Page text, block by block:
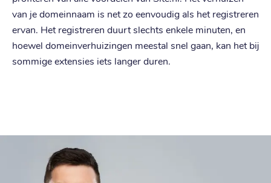
Verhuizen: € 16,19
Verlengen € 23,19
Verlengen: € 32,89
van je domeinnaam is net zo eenvoudig als het registreren
ervan. Het registreren duurt slechts enkele minuten, en
hoewel domeinverhuizingen meestal snel gaan, kan het bij
sommige extensies iets langer duren.